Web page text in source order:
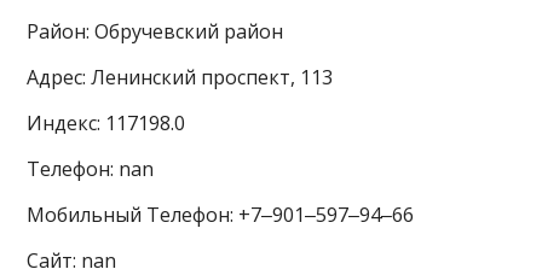
Район: Обручевский район
Адрес: Ленинский проспект, 113
Индекс: 117198.0
Телефон: nan
Мобильный Телефон: +7‒901‒597‒94‒66
Сайт: nan